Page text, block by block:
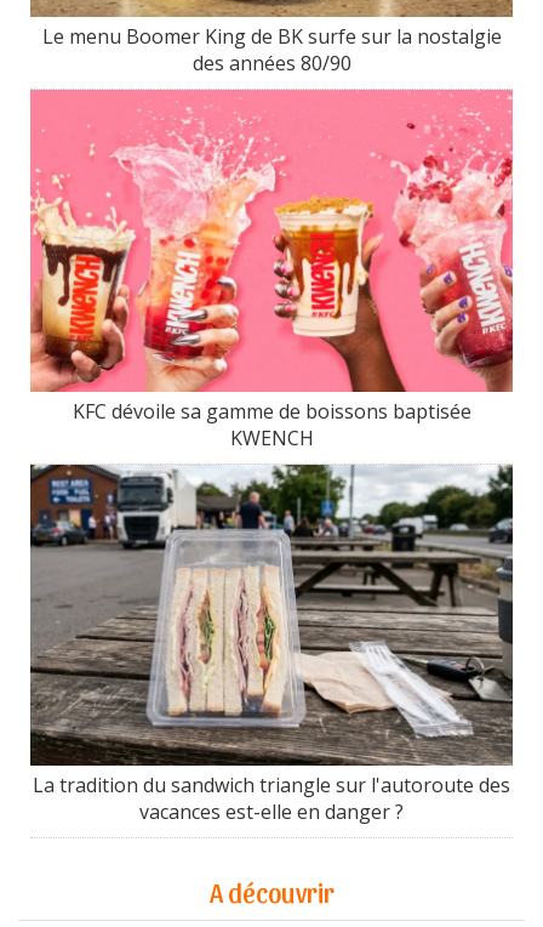
Le menu Boomer King de BK surfe sur la nostalgie
des années 80/90
KFC dévoile sa gamme de boissons baptisée
KWENCH
La tradition du sandwich triangle sur l'autoroute des
vacances est-elle en danger ?
A découvrir